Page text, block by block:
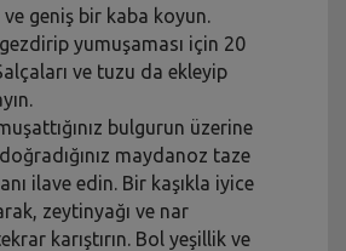
geniş bir kaba koyun.
gezdirip yumuşaması için 20
ve tuzu da ekleyip
bulgurun üzerine
maydanoz taze
ilave edin. Bir kaşıkla iyice
zeytinyağı ve nar
karıştırın. Bol yeşillik ve